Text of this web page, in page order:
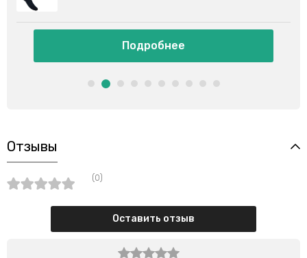
Подробнее
Отзывы
(0)
Оставить отзыв